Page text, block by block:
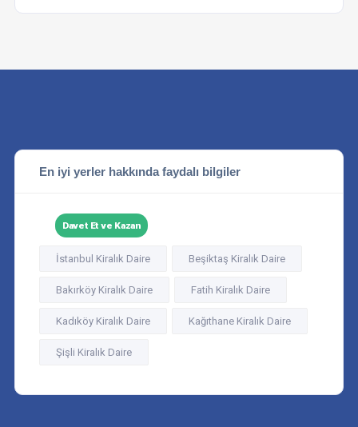
En iyi yerler hakkında faydalı bilgiler
Davet Et ve Kazan
İstanbul Kiralık Daire Beşiktaş Kiralık Daire
Bakırköy Kiralık Daire Fatih Kiralık Daire
Kadıköy Kiralık Daire Kağıthane Kiralık Daire
Şişli Kiralık Daire